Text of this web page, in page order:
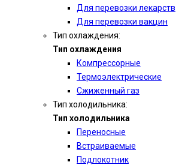
Для перевозки лекарств
Для перевозки вакцин
Тип охлаждения:
Тип охлаждения
Компрессорные
Термоэлектрические
Сжиженный газ
Тип холодильника:
Тип холодильника
Переносные
Встраиваемые
Подлокотник